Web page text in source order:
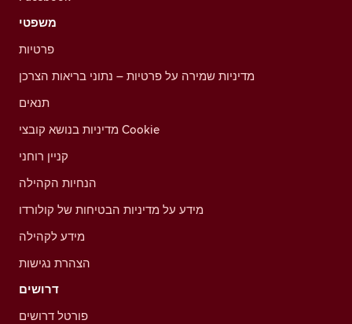
משפטי
פרטיות
מדיניות שמירה על פרטיות – נתוני בריאות הצרכן
תנאים
מדיניות בנושא קובצי Cookie
קניין רוחני
הנחיות הקהילה
מידע על מדיניות הבטיחות של קולורדו
מידע לקהילה
הצהרת נגישות
דרושים
פורטל דרושים